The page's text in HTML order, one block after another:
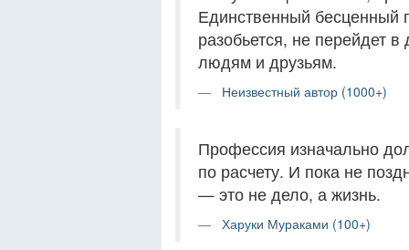
Единственный бесценный
разобьется, не перейдет
людям и друзьям.
Неизвестный автор (1000+)
Профессия изначально
по расчету. И пока не
— это не дело, а жизнь.
Харуки Мураками (100+)